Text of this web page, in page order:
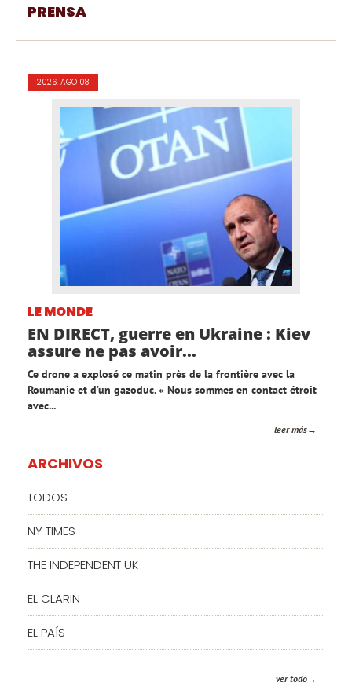
PRENSA
2026, AGO 08
LE MONDE
EN DIRECT, guerre en Ukraine : Kiev
assure ne pas avoir...
Ce drone a explosé ce matin près de la frontière avec la
Roumanie et d’un gazoduc. « Nous sommes en contact étroit
avec...
leer más
ARCHIVOS
TODOS
NY TIMES
THE INDEPENDENT UK
EL CLARIN
EL PAÍS
ver todo